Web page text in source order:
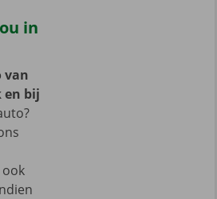
in
van
en bij